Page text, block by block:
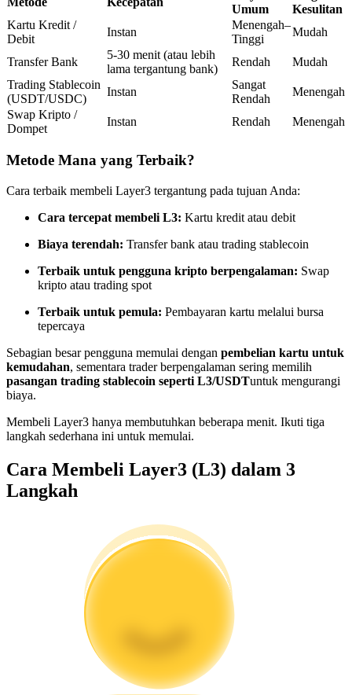
Bergabunglah dengan pedagang top
Menjadi Pedagang Salinan
Nikmati pembagian keuntungan dan komisi copy trading
Informasi
Memandu
Panduan Pemula Berjangka
Umum
Kesulitan
Kartu Kredit /
Debit
Instan
Menengah–
Tinggi
Mudah
Transfer Bank
5-30 menit (atau lebih
lama tergantung bank)
Rendah
Mudah
Trading Stablecoin
(USDT/USDC)
Instan
Sangat
Rendah
Menengah
Swap Kripto /
Dompet
Instan Rendah Menengah
Metode Mana yang Terbaik?
Cara terbaik membeli Layer3 tergantung pada tujuan Anda:
Cara tercepat membeli L3: Kartu kredit atau debit
Biaya terendah: Transfer bank atau trading stablecoin
Terbaik untuk pengguna kripto berpengalaman: Swap
kripto atau trading spot
Terbaik untuk pemula: Pembayaran kartu melalui bursa
tepercaya
Sebagian besar pengguna memulai dengan pembelian kartu untuk
kemudahan, sementara trader berpengalaman sering memilih
pasangan trading stablecoin seperti L3/USDTuntuk mengurangi
biaya.
Membeli Layer3 hanya membutuhkan beberapa menit. Ikuti tiga
langkah sederhana ini untuk memulai.
Cara Membeli Layer3 (L3) dalam 3
Langkah